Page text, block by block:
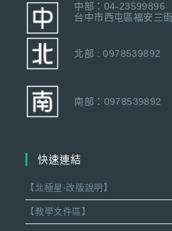
中部：04-23599896
台中市西屯區福安三
北部 : 0978539892
南部：0978539892
快速連結
【北極星-改版說明】
【教學文件區】